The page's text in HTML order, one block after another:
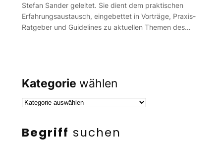
Stefan Sander geleitet. Sie dient dem praktischen
Erfahrungsaustausch, eingebettet in Vorträge, Praxis-
Ratgeber und Guidelines zu aktuellen Themen des…
Kategorie wählen
Begriff suchen